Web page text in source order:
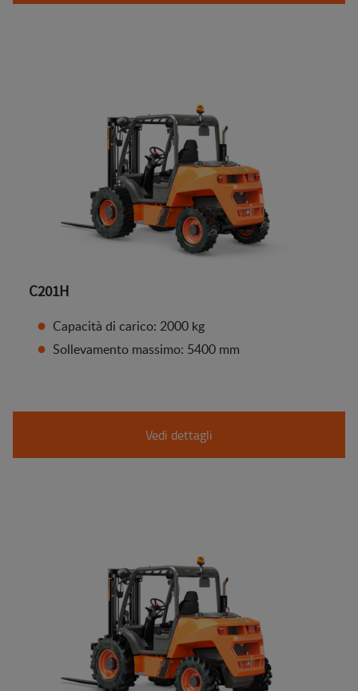
C201H
Capacità di carico: 2000 kg
Sollevamento massimo: 5400 mm
Vedi dettagli